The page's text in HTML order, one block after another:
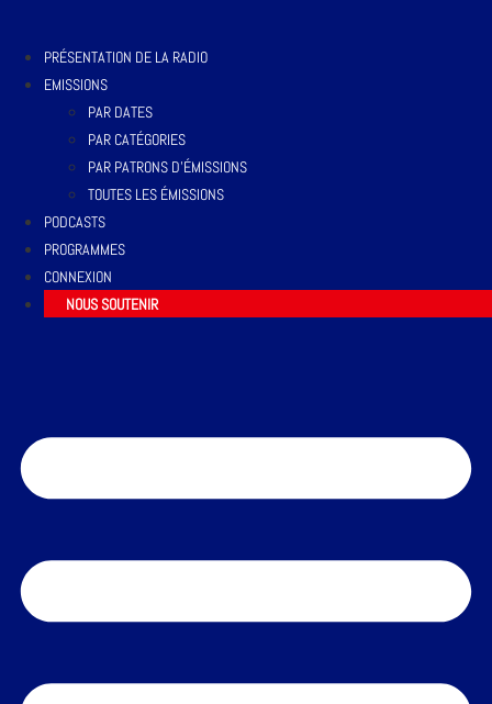
PRÉSENTATION DE LA RADIO
EMISSIONS
PAR DATES
PAR CATÉGORIES
PAR PATRONS D’ÉMISSIONS
TOUTES LES ÉMISSIONS
PODCASTS
PROGRAMMES
CONNEXION
NOUS SOUTENIR